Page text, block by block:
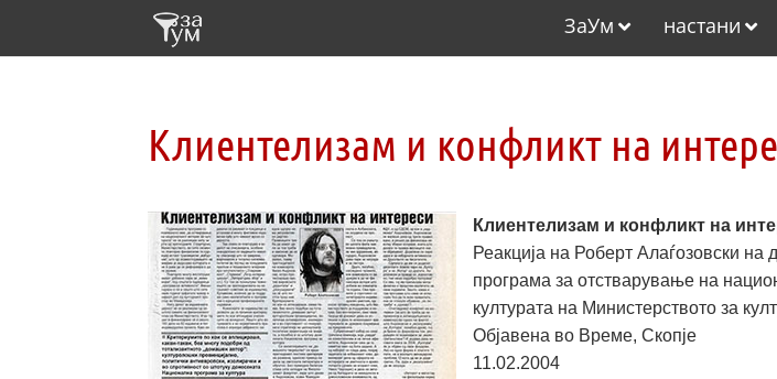
ЗаУм настани
Клиентелизам и конфликт на
Клиентелизам и конфликт на
Реакција на Роберт Алаѓозовски
програма за отстварување на
културата на Министерството за
Објавена во Време, Скопје
11.02.2004